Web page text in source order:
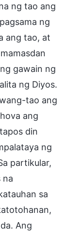
ng tao ang
ng
ang tao, at
gawain ng
ng Diyos.
tao ang
ang
din
ng
partikular,
na
sa
Ang